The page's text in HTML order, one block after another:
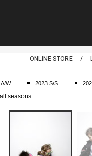
ONLINE STORE /
W 2023 S/S
seasons